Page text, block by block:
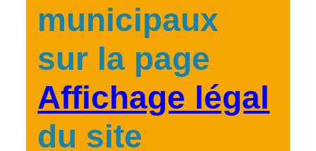
municipaux
sur la page
Affichage légal
du site